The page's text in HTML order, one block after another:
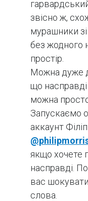
звісно ж,
мурашники
без жодного
простір.
Можна дуже
що
можна
Запускаємо
аккаунт
якщо хочете
насправді.
вас
слова.